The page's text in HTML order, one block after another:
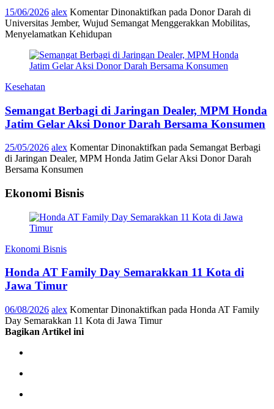
15/06/2026 alex Komentar Dinonaktifkan pada Donor Darah di
Universitas Jember, Wujud Semangat Menggerakkan Mobilitas,
Menyelamatkan Kehidupan
Kesehatan
Semangat Berbagi di Jaringan Dealer, MPM Honda
Jatim Gelar Aksi Donor Darah Bersama Konsumen
25/05/2026 alex Komentar Dinonaktifkan pada Semangat Berbagi
di Jaringan Dealer, MPM Honda Jatim Gelar Aksi Donor Darah
Bersama Konsumen
Ekonomi Bisnis
Ekonomi Bisnis
Honda AT Family Day Semarakkan 11 Kota di
Jawa Timur
06/08/2026 alex Komentar Dinonaktifkan pada Honda AT Family
Day Semarakkan 11 Kota di Jawa Timur
Bagikan Artikel ini